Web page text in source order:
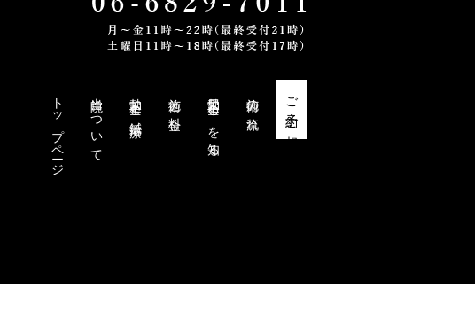
トップページ 当院について 勃起不全と鍼治療 施術と料金 勃起不全・EDを知る 施術の流れ ご予約・ご相談